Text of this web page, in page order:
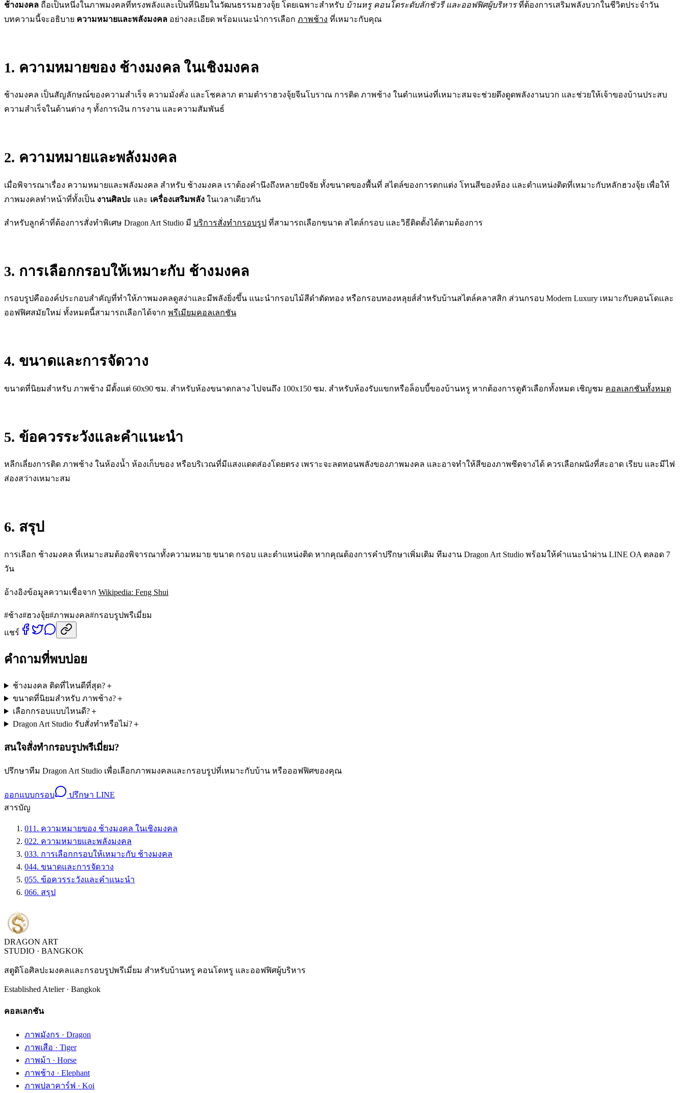
ช้างมงคล ถือเป็นหนึ่งในภาพมงคลที่ทรงพลังและเป็นที่นิยมในวัฒนธรรมฮวงจุ้ย โดยเฉพาะสำหรับ บ้านหรู คอนโดระดับลักชัวรี และออฟฟิศผู้บริหารที่ต้องการเสริมพลังบวกในชีวิตประจำวัน
บทความนี้จะอธิบาย ความหมายและพลังมงคล อย่างละเอียด พร้อมแนะนำการเลือก ภาพช้าง ที่เหมาะกับคุณ
1. ความหมายของ ช้างมงคล ในเชิงมงคล
ช้างมงคล เป็นสัญลักษณ์ของความสำเร็จ ความมั่งคั่ง และโชคลาภ ตามตำราฮวงจุ้ยจีนโบราณ การติด ภาพช้าง ในตำแหน่งที่เหมาะสมจะช่วยดึงดูดพลังงานบวก และช่วยให้เจ้าของบ้านประสบ
ความสำเร็จในด้านต่าง ๆ ทั้งการเงิน การงาน และความสัมพันธ์
2. ความหมายและพลังมงคล
เมื่อพิจารณาเรื่อง ความหมายและพลังมงคล สำหรับ ช้างมงคล เราต้องคำนึงถึงหลายปัจจัย ทั้งขนาดของพื้นที่ สไตล์ของการตกแต่ง โทนสีของห้อง และตำแหน่งติดที่เหมาะกับหลักฮวงจุ้ย เพื่อให้
ภาพมงคลทำหน้าที่ทั้งเป็น งานศิลปะ และ เครื่องเสริมพลัง ในเวลาเดียวกัน
สำหรับลูกค้าที่ต้องการสั่งทำพิเศษ Dragon Art Studio มี บริการสั่งทำกรอบรูป ที่สามารถเลือกขนาด สไตล์กรอบ และวิธีติดตั้งได้ตามต้องการ
3. การเลือกกรอบให้เหมาะกับ ช้างมงคล
กรอบรูปคือองค์ประกอบสำคัญที่ทำให้ภาพมงคลดูสง่าและมีพลังยิ่งขึ้น แนะนำกรอบไม้สีดำตัดทอง หรือกรอบทองหลุยส์สำหรับบ้านสไตล์คลาสสิก ส่วนกรอบ Modern Luxury เหมาะกับคอนโดและ
ออฟฟิศสมัยใหม่ ทั้งหมดนี้สามารถเลือกได้จาก พรีเมียมคอลเลกชัน
4. ขนาดและการจัดวาง
ขนาดที่นิยมสำหรับ ภาพช้าง มีตั้งแต่ 60x90 ซม. สำหรับห้องขนาดกลาง ไปจนถึง 100x150 ซม. สำหรับห้องรับแขกหรือล็อบบี้ของบ้านหรู หากต้องการดูตัวเลือกทั้งหมด เชิญชม คอลเลกชันทั้งหมด
5. ข้อควรระวังและคำแนะนำ
หลีกเลี่ยงการติด ภาพช้าง ในห้องน้ำ ห้องเก็บของ หรือบริเวณที่มีแสงแดดส่องโดยตรง เพราะจะลดทอนพลังของภาพมงคล และอาจทำให้สีของภาพซีดจางได้ ควรเลือกผนังที่สะอาด เรียบ และมีไฟ
ส่องสว่างเหมาะสม
6. สรุป
การเลือก ช้างมงคล ที่เหมาะสมต้องพิจารณาทั้งความหมาย ขนาด กรอบ และตำแหน่งติด หากคุณต้องการคำปรึกษาเพิ่มเติม ทีมงาน Dragon Art Studio พร้อมให้คำแนะนำผ่าน LINE OA ตลอด 7
วัน
อ้างอิงข้อมูลความเชื่อจาก Wikipedia: Feng Shui
#ช้าง#ฮวงจุ้ย#ภาพมงคล#กรอบรูปพรีเมี่ยม
แชร์
คำถามที่พบบ่อย
ช้างมงคล ติดที่ไหนดีที่สุด?＋
ขนาดที่นิยมสำหรับ ภาพช้าง?＋
เลือกกรอบแบบไหนดี?＋
Dragon Art Studio รับสั่งทำหรือไม่?＋
สนใจสั่งทำกรอบรูปพรีเมี่ยม?
ปรึกษาทีม Dragon Art Studio เพื่อเลือกภาพมงคลและกรอบรูปที่เหมาะกับบ้าน หรือออฟฟิศของคุณ
ออกแบบกรอบ
ปรึกษา LINE
สารบัญ
01 1. ความหมายของ ช้างมงคล ในเชิงมงคล
022. ความหมายและพลังมงคล
033. การเลือกกรอบให้เหมาะกับ ช้างมงคล
044. ขนาดและการจัดวาง
055. ข้อควรระวังและคำแนะนำ
066. สรุป
DRAGON ART
STUDIO · BANGKOK
สตูดิโอศิลปะมงคลและกรอบรูปพรีเมี่ยม สำหรับบ้านหรู คอนโดหรู และออฟฟิศผู้บริหาร
Established Atelier · Bangkok
คอลเลกชัน
ภาพมังกร · Dragon
ภาพเสือ · Tiger
ภาพม้า · Horse
ภาพช้าง · Elephant
ภาพปลาคาร์ฟ · Koi